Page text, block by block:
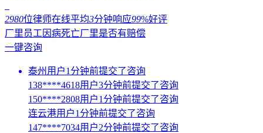
2980位律师在线平均3分钟响应99%好评
厂里员工因病死亡厂里是否有赔偿
一键咨询
泰州用户1分钟前提交了咨询
138****4618用户3分钟前提交了咨询
150****2808用户1分钟前提交了咨询
连云港用户1分钟前提交了咨询
147****7034用户2分钟前提交了咨询